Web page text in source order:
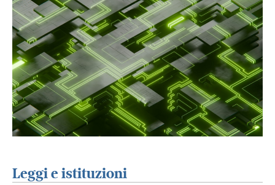
Leggi e istituzioni